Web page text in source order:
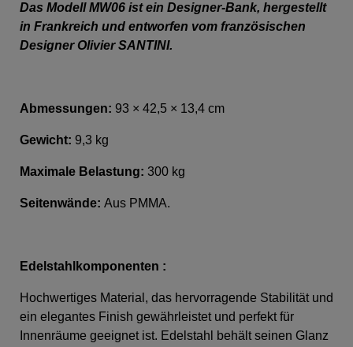
Das Modell MW06 ist ein Designer-Bank, hergestellt
in Frankreich und entworfen vom französischen
Designer Olivier SANTINI.
Abmessungen: 93 × 42,5 × 13,4 cm
Gewicht: 9,3 kg
Maximale Belastung: 300 kg
Seitenwände: Aus PMMA.
Edelstahlkomponenten :
Hochwertiges Material, das hervorragende Stabilität und
ein elegantes Finish gewährleistet und perfekt für
Innenräume geeignet ist. Edelstahl behält seinen Glanz